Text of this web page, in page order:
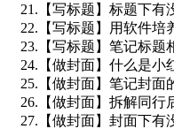
21.【写标题】标题下有
22.【写标题】用软件培
23.【写标题】笔记标题
24.【做封面】什么是小
25.【做封面】笔记封面
26.【做封面】拆解同行
27.【做封面】封面下有